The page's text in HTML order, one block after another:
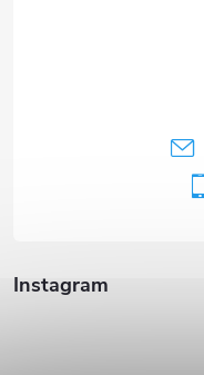
Instagram